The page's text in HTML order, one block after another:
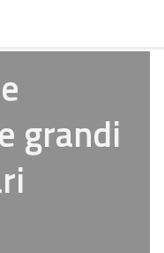
grandi